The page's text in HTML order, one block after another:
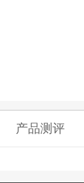
产品测评